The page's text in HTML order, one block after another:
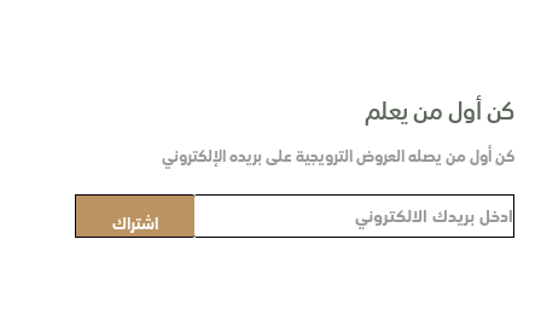
كن أول من يعلم
كن أول من يصله العروض الترويجية على بريده الإلكتروني
س
ج
اشتراك